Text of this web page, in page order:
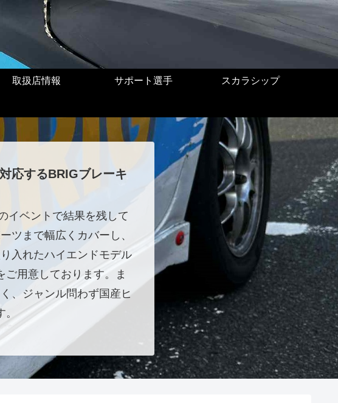
取扱店情報 サポート選手 スカラシップ
応するBRIGブレーキ
イベントで結果を残して
ツまで幅広くカバーし、
入れたハイエンドモデル
用意しております。ま
、ジャンル問わず国産ヒ